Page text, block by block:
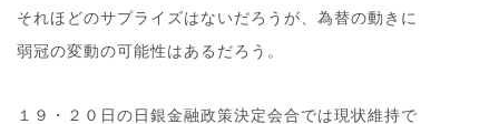
それほどのサプライズはないだろうが、為替の動きに
弱冠の変動の可能性はあるだろう。
１９・２０日の日銀金融政策決定会合では現状維持で